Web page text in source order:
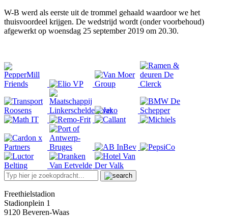
W-B werd als eerste uit de trommel gehaald waardoor we het
thuisvoordeel krijgen. De wedstrijd wordt (onder voorbehoud)
afgewerkt op woensdag 25 september 2019 om 20.30.
Freethielstadion
Stadionplein 1
9120 Beveren-Waas